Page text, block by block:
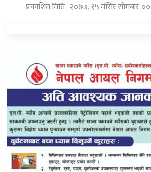
प्रकाशित मिति : २०७७, १५ मंसिर सोमबार